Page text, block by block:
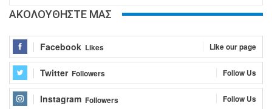
ΑΚΟΛΟΥΘΗΣΤΕ ΜΑΣ
Facebook Likes Like our page
Twitter Followers Follow Us
Instagram Followers Follow Us